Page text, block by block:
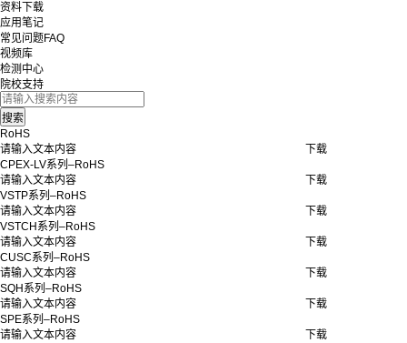
资料下载
应用笔记
常见问题FAQ
视频库
检测中心
院校支持
RoHS
请输入文本内容
CPEX-LV系列–RoHS
下载
请输入文本内容
VSTP系列–RoHS
下载
请输入文本内容
VSTCH系列–RoHS
下载
请输入文本内容
CUSC系列–RoHS
下载
请输入文本内容
SQH系列–RoHS
下载
请输入文本内容
SPE系列–RoHS
下载
请输入文本内容
下载